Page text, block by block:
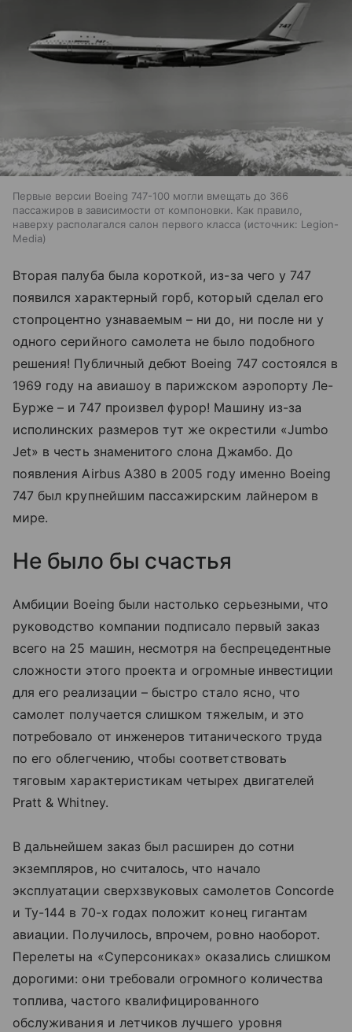
Первые версии Boeing 747-100 могли вмещать до 366
пассажиров в зависимости от компоновки. Как правило,
наверху располагался салон первого класса
источник: Legion-
Media
Вторая палуба была короткой, из-за чего у 747
появился характерный горб, который сделал его
стопроцентно узнаваемым – ни до, ни после ни у
одного серийного самолета не было подобного
решения! Публичный дебют Boeing 747 состоялся в
1969 году на авиашоу в парижском аэропорту Ле-
Бурже – и 747 произвел фурор! Машину из-за
исполинских размеров тут же окрестили «Jumbo
Jet» в честь знаменитого слона Джамбо. До
появления Airbus A380 в 2005 году именно Boeing
747 был крупнейшим пассажирским лайнером в
мире.
Не было бы счастья
Амбиции Boeing были настолько серьезными, что
руководство компании подписало первый заказ
всего на 25 машин, несмотря на беспрецедентные
сложности этого проекта и огромные инвестиции
для его реализации – быстро стало ясно, что
самолет получается слишком тяжелым, и это
потребовало от инженеров титанического труда
по его облегчению, чтобы соответствовать
тяговым характеристикам четырех двигателей
Pratt & Whitney.
В дальнейшем заказ был расширен до сотни
экземпляров, но считалось, что начало
эксплуатации сверхзвуковых самолетов Concorde
и Ту-144 в 70-х годах положит конец гигантам
авиации. Получилось, впрочем, ровно наоборот.
Перелеты на «Суперсониках» оказались слишком
дорогими: они требовали огромного количества
топлива, частого квалифицированного
обслуживания и летчиков лучшего уровня